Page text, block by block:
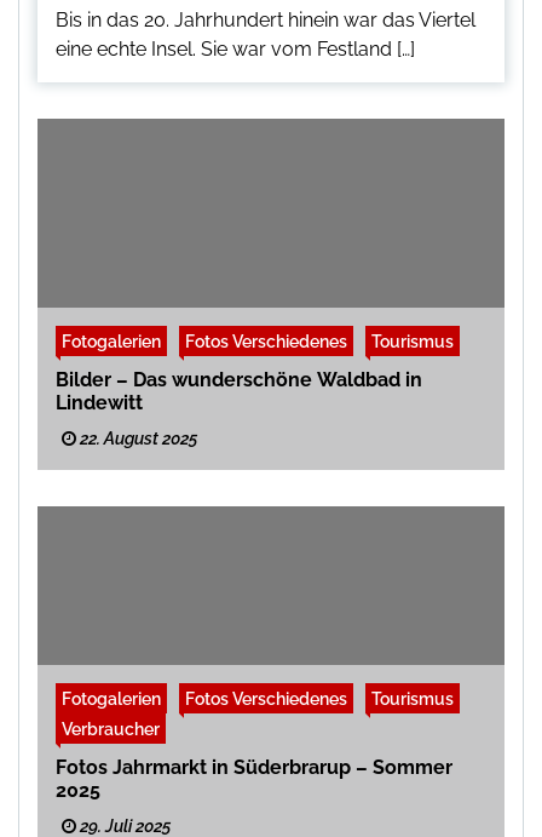
Bis in das 20. Jahrhundert hinein war das Viertel
eine echte Insel. Sie war vom Festland […]
Fotogalerien Fotos Verschiedenes Tourismus
Bilder – Das wunderschöne Waldbad in
Lindewitt
22. August 2025
Fotogalerien Fotos Verschiedenes
Tourismus
Verbraucher
Fotos Jahrmarkt in Süderbrarup – Sommer
2025
29. Juli 2025